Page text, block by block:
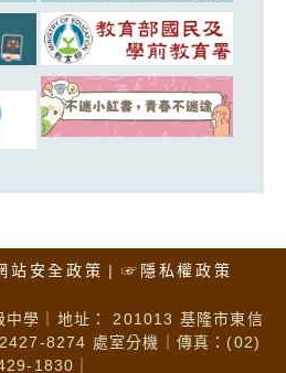
站安全政策 ☞隱私權政策
學｜地址： 201013 基隆市東信
8274 處室分機｜傳真：(02)
1830｜